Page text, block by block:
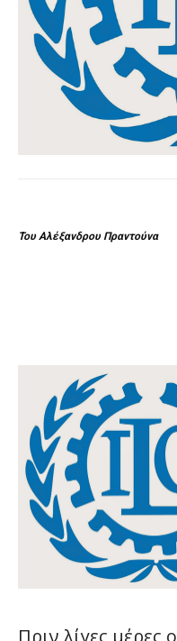
Του Αλέξανδρου Πραντούνα